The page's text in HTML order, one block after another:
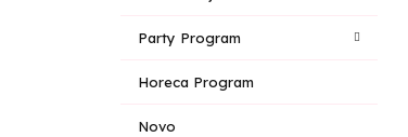
Party Program
Horeca Program
Novo